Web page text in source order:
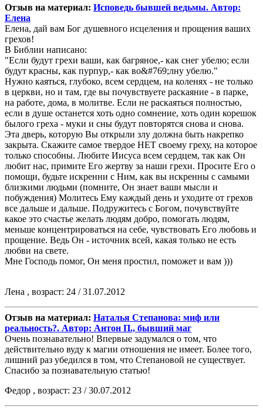
Отзыв на материал: Исповедь бывшей ведьмы. Автор:
Елена
Елена, дай вам Бог душевного исцеления и прощения ваших
грехов!
В Библии написано:
"Если будут грехи ваши, как багряное,- как снег убелю; если
будут красны, как пурпур,- как во&#769;лну убелю."
Нужно каяться, глубоко, всем сердцем, на коленях - не только
в церкви, но и там, где вы почувствуете раскаяние - в парке,
на работе, дома, в молитве. Если не раскаяться полностью,
если в душе останется хоть одно сомнение, хоть один корешок
былого греха - муки и сны будут повторятся снова и снова.
Эта дверь, которую Вы открыли злу должна быть накрепко
закрыта. Скажите самое твердое НЕТ своему греху, на которое
только способны. Любите Иисуса всем сердцем, так как Он
любит нас, примите Его жертву за наши грехи. Просите Его о
помощи, будьте искренни с Ним, как вы искренны с самыми
близкими людьми (помните, Он знает ваши мысли и
побуждения) Молитесь Ему каждый день и уходите от грехов
все дальше и дальше. Подружитесь с Богом, почувствуйте
какое это счастье желать людям добро, помогать людям,
меньше концентрироваться на себе, чувствовать Его любовь и
прощение. Ведь Он - источник всей, какая только не есть
любви на свете.
Мне Господь помог, Он меня простил, поможет и вам )))
Лена , возраст: 24 / 31.07.2012
Отзыв на материал: Наталья Степанова: миф или
реальность?. Автор: Антон П., бывший маг
Очень познавательно! Впервые задумался о том, что
действительно вуду к магии отношения не имеет. Более того,
лишний раз убедился в том, что Степановой не существует.
Спасибо за познавательную статью!
Федор , возраст: 23 / 30.07.2012